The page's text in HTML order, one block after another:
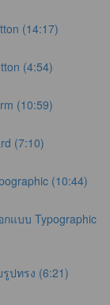
(14:17)
(4:54)
(10:59)
(7:10)
(10:44)
แบบ Typographic
ปทรง (6:21)